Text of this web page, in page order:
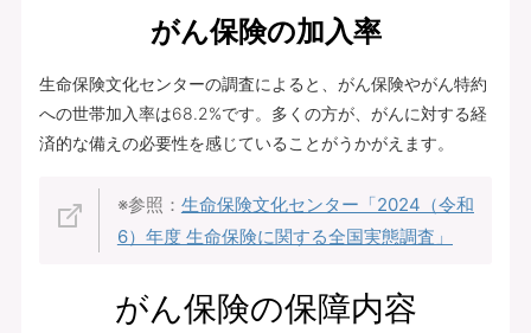
がん保険の加入率
生命保険文化センターの調査によると、がん保険やがん特約
への世帯加入率は68.2%です。多くの方が、がんに対する経
済的な備えの必要性を感じていることがうかがえます。
※参照： 生命保険文化センター「2024（令和
6）年度 生命保険に関する全国実態調査」
がん保険の保障内容